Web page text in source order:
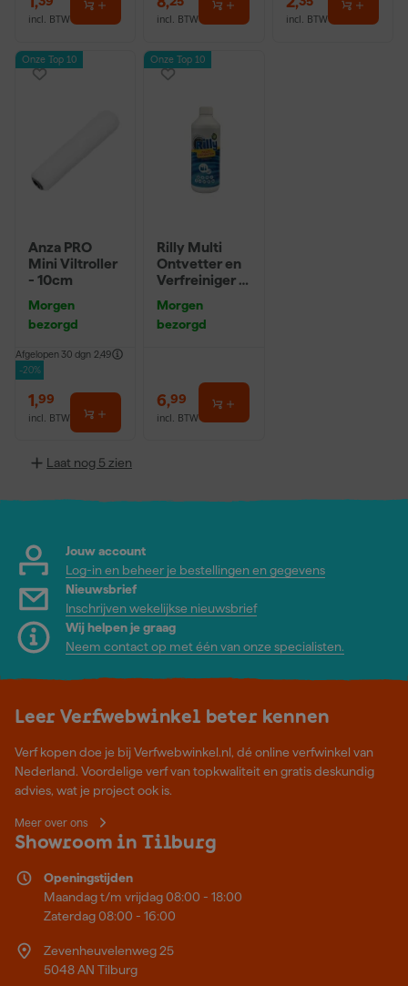
incl. BTW incl. BTW incl. BTW
Onze Top 10
Anza PRO
Mini Viltroller
- 10cm
Morgen
bezorgd
Afgelopen 30 dgn 2,49
-20%
1,99
incl. BTW
Onze Top 10
Rilly Multi
Ontvetter en
Verfreiniger –
Morgen
bezorgd
6,99
incl. BTW
Laat nog 5 zien
Jouw account
Log-in en beheer je bestellingen en gegevens
Nieuwsbrief
Inschrijven wekelijkse nieuwsbrief
Wij helpen je graag
Neem contact op met één van onze specialisten.
Leer Verfwebwinkel beter kennen
Verf kopen doe je bij Verfwebwinkel.nl, dé online verfwinkel van
Nederland. Voordelige verf van topkwaliteit en gratis deskundig
advies, wat je project ook is.
Meer over ons
Showroom in Tilburg
Openingstijden
Maandag t/m vrijdag 08:00 - 18:00
Zaterdag 08:00 - 16:00
Zevenheuvelenweg 25
5048 AN Tilburg